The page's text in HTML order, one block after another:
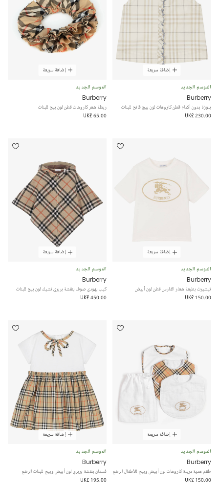
إضافة سريعة
الموسم الجديد
Burberry
بلوزة بدون أكمام قطن كاروهات لون بيج فاتح للبنات
UK£ 230.00
إضافة سريعة
الموسم الجديد
Burberry
ربطة شعر كاروهات قطن لون بيج للبنات
UK£ 65.00
إضافة سريعة
الموسم الجديد
Burberry
تيشيرت بطبعة شعار الفارس قطن لون أبيض
UK£ 150.00
إضافة سريعة
الموسم الجديد
Burberry
كيب بهودي صوف بنقشة بربري تشيك لون بيج للبنات
UK£ 450.00
إضافة سريعة
الموسم الجديد
Burberry
طقم هدية مريلة كاروهات لون أبيض وبيج للأطفال الرضع
UK£ 150.00
إضافة سريعة
الموسم الجديد
Burberry
فستان بنقشة بربري لون أبيض وبيج للبنات الرضع
UK£ 195.00